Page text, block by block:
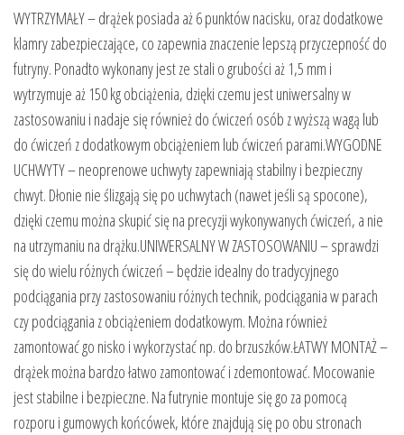
WYTRZYMAŁY – drążek posiada aż 6 punktów nacisku, oraz dodatkowe
klamry zabezpieczające, co zapewnia znaczenie lepszą przyczepność do
futryny. Ponadto wykonany jest ze stali o grubości aż 1,5 mm i
wytrzymuje aż 150 kg obciążenia, dzięki czemu jest uniwersalny w
zastosowaniu i nadaje się również do ćwiczeń osób z wyższą wagą lub
do ćwiczeń z dodatkowym obciążeniem lub ćwiczeń parami.WYGODNE
UCHWYTY – neoprenowe uchwyty zapewniają stabilny i bezpieczny
chwyt. Dłonie nie ślizgają się po uchwytach (nawet jeśli są spocone),
dzięki czemu można skupić się na precyzji wykonywanych ćwiczeń, a nie
na utrzymaniu na drążku.UNIWERSALNY W ZASTOSOWANIU – sprawdzi
się do wielu różnych ćwiczeń – będzie idealny do tradycyjnego
podciągania przy zastosowaniu różnych technik, podciągania w parach
czy podciągania z obciążeniem dodatkowym. Można również
zamontować go nisko i wykorzystać np. do brzuszków.ŁATWY MONTAŻ –
drążek można bardzo łatwo zamontować i zdemontować. Mocowanie
jest stabilne i bezpieczne. Na futrynie montuje się go za pomocą
rozporu i gumowych końcówek, które znajdują się po obu stronach